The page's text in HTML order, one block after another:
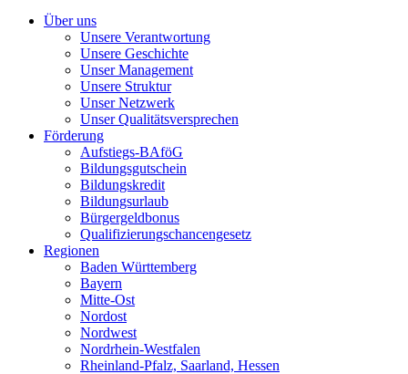
Über uns
Unsere Verantwortung
Unsere Geschichte
Unser Management
Unsere Struktur
Unser Netzwerk
Unser Qualitätsversprechen
Förderung
Aufstiegs-BAföG
Bildungsgutschein
Bildungskredit
Bildungsurlaub
Bürgergeldbonus
Qualifizierungschancengesetz
Regionen
Baden Württemberg
Bayern
Mitte-Ost
Nordost
Nordwest
Nordrhein-Westfalen
Rheinland-Pfalz, Saarland, Hessen